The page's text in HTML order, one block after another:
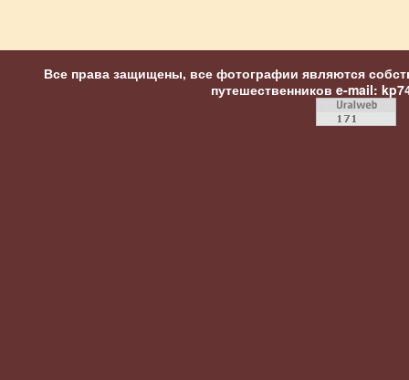
Все права защищены, все фотографии являются
путешественников e-mail: